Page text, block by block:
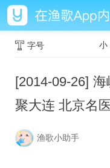
字号 小
[2014-09-26]
聚大连 北京名
渔歌小助手